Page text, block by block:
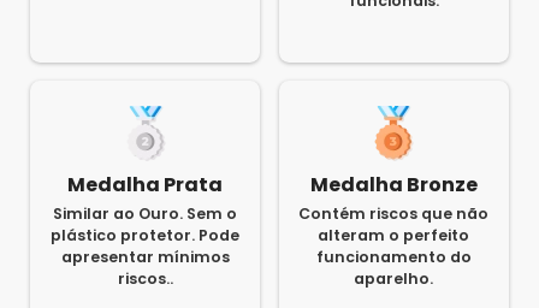
Medalha Prata
Similar ao Ouro. Sem o
plástico protetor. Pode
apresentar mínimos
riscos..
Medalha Bronze
Contém riscos que não
alteram o perfeito
funcionamento do
aparelho.